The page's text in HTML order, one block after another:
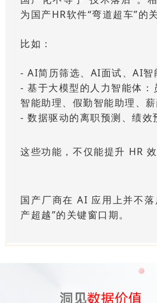
为国产HR软件“弯道超车”的关
比如：
- AI简历筛选、 AI面试、AI智
- 基于大模型的人力智能体
智能助理、假勤智能助理、
- 数据驱动的离职预测 、绩效
这些功能，不仅能提升 HR
国产厂商在 AI 应用上并不
产超越”的关键窗口期。